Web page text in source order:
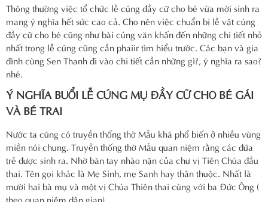
Thông thường việc tổ chức lễ cúng đầy cữ cho bé vừa mới sinh ra
mang ý nghĩa hết sức cao cả. Cho nên việc chuẩn bị lễ vật cúng
đầy cữ cho bé cũng như bài cúng văn khấn đến những chi tiết nhỏ
nhất trong lễ cúng cũng cần phaiir tìm hiểu trước. Các bạn và gia
đình cùng Sen Thanh đi vào chi tiết cần những gì?, ý nghĩa ra sao?
nhé.
Ý NGHĨA BUỔI LỄ CÚNG MỤ ĐẦY CỮ CHO BÉ GÁI
VÀ BÉ TRAI
Nước ta cũng có truyền thống thờ Mẫu khá phổ biến ở nhiều vùng
miền nói chung. Truyền thống thờ Mẫu quan niệm rằng các đứa
trẻ được sinh ra. Nhờ bàn tay nhào nặn của chư vị Tiên Chúa đầu
thai. Tên gọi khác là Mẹ Sinh, mẹ Sanh hay thân thuộc. Nhất là
mười hai bà mụ và một vị Chúa Thiên thai cùng với ba Đức Ông (
theo quan niệm dân gian)